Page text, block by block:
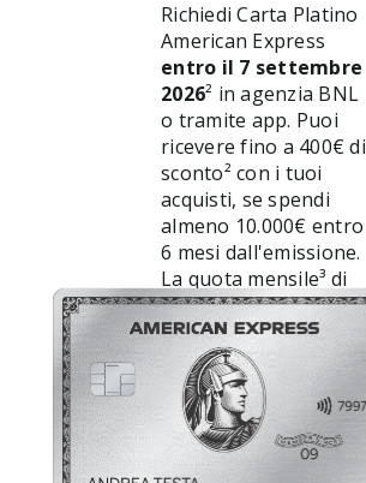
Richiedi Carta Platino
American Express
entro il 7 settembre
2026² in agenzia BNL
o tramite app. Puoi
ricevere fino a 400€ di
sconto² con i tuoi
acquisti, se spendi
almeno 10.000€ entro
6 mesi dall'emissione.
La quota mensile³ di
70€ include:
1 Carta Platino
Base
1 Carta Platino
Supplementare e
fino a 4 Carte